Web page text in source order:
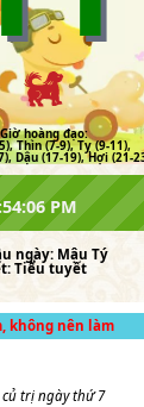
Giờ hoàng đạo:
Thìn (7-9), Tỵ (9-11),
Dậu (17-19), Hợi (21-
PM
ngày: Mậu Tý
Tiểu tuyết
không nên làm
củ trị ngày thứ 7